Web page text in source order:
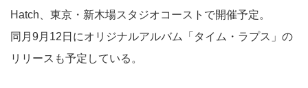
Hatch、東京・新木場スタジオコーストで開催予定。
同月9月12日にオリジナルアルバム「タイム・ラプス」の
リリースも予定している。